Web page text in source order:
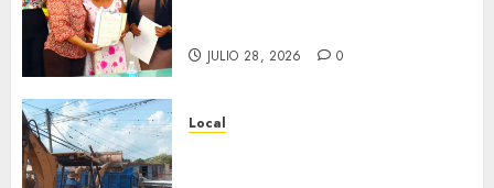
JULIO 28, 2026 0
Local